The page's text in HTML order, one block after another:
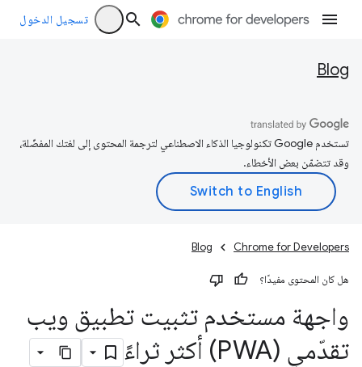
تسجيل الدخول
Blog
تستخدم Google تكنولوجيا الذكاء الاصطناعي لترجمة المحتوى إلى لغتك المفضّلة،
وقد تتضمّن بعض الأخطاء.
Chrome for Developers
Blog
هل كان المحتوى مفيدًا؟
واجهة مستخدم تثبيت تطبيق ويب
تقدّمي (PWA) أكثر ثراءً